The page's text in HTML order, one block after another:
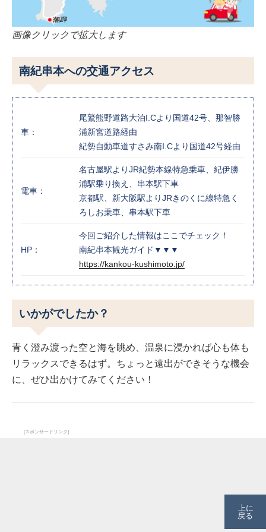
画像クリックで拡大します
南紀串本への交通アクセス
車：
尾鷲熊野道路大泊I.Cより国道42号、那智勝
浦新宮道路経由
紀勢自動車道すさみ南I.Cより国道42号経由
電車：
名古屋駅よりJR紀勢本線特急乗車、紀伊勝
浦駅乗り換え、串本駅下車
京都駅、新大阪駅よりJRきのくに線特急く
ろしお乗車、串本駅下車
HP：
今回ご紹介した情報はここでチェック！
南紀串本観光ガイド▼▼▼
https://kankou-kushimoto.jp/
いかがでしたか？
青く澄み渡った空と海を眺め、温泉に浸かれば心も体も
リラックスできるはず。ちょっと遠出ができそうな機会
に、ぜひ出かけてみてください！
[スポンサードリンク]
上に
戻る